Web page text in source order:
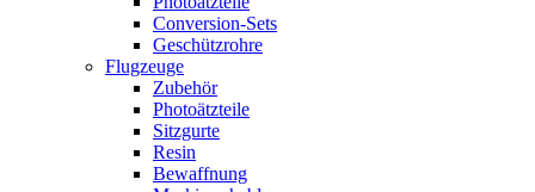
Conversion-Sets
Geschützrohre
Flugzeuge
Zubehör
Photoätzteile
Sitzgurte
Resin
Bewaffnung